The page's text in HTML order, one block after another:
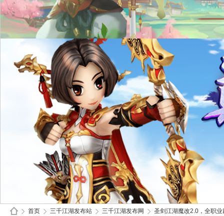
首页 三千江湖发布站 三千江湖发布网 圣剑江湖魔改2.0，全职